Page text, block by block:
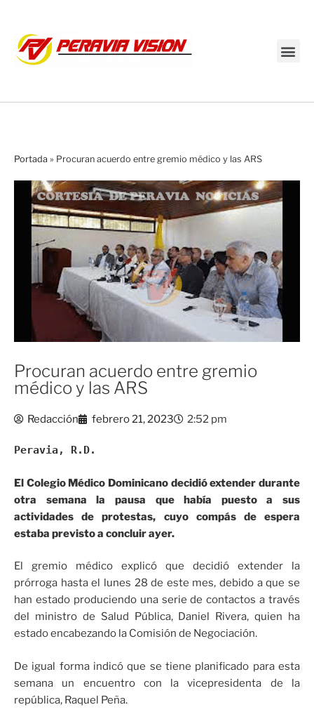
Portada » Procuran acuerdo entre gremio médico y las ARS
Procuran acuerdo entre gremio
médico y las ARS
Redacción febrero 21, 2023 2:52 pm
Peravia, R.D.
El Colegio Médico Dominicano decidió extender durante
otra semana la pausa que había puesto a sus
actividades de protestas, cuyo compás de espera
estaba previsto a concluir ayer.
El gremio médico explicó que decidió extender la
prórroga hasta el lunes 28 de este mes, debido a que se
han estado produciendo una serie de contactos a través
del ministro de Salud Pública, Daniel Rivera, quien ha
estado encabezando la Comisión de Negociación.
De igual forma indicó que se tiene planificado para esta
semana un encuentro con la vicepresidenta de la
república, Raquel Peña.